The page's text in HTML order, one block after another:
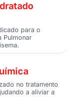
para o
Pulmonar
no tratamento
a aliviar a